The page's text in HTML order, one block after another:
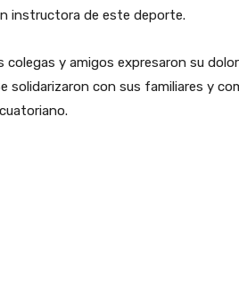
instructora de este deporte.
colegas y amigos expresaron su
solidarizaron con sus familiares y